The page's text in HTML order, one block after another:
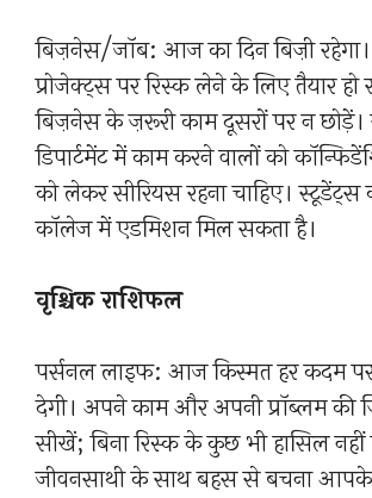
बिज़नेस/जॉब: आज का दिन बिज़ी
प्रोजेक्ट्स पर रिस्क लेने के लिए तैयार
बिज़नेस के ज़रूरी काम दूसरों पर न छोड़ें।
डिपार्टमेंट में काम करने वालों को
को लेकर सीरियस रहना चाहिए।
कॉलेज में एडमिशन मिल सकता है।
वृश्चिक राशिफल
पर्सनल लाइफ: आज किस्मत हर कदम
देगी। अपने काम और अपनी प्रॉब्लम की
सीखें; बिना रिस्क के कुछ भी हासिल नहीं
जीवनसाथी के साथ बहस से बचना